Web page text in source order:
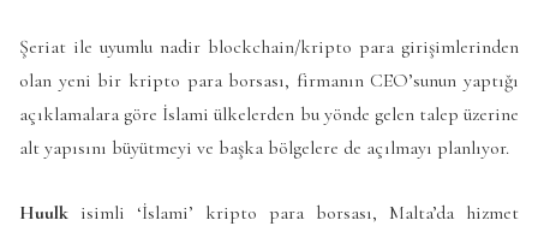
Şeriat ile uyumlu nadir blockchain/kripto para girişimlerinden
olan yeni bir kripto para borsası, firmanın CEO’sunun yaptığı
açıklamalara göre İslami ülkelerden bu yönde gelen talep üzerine
alt yapısını büyütmeyi ve başka bölgelere de açılmayı planlıyor.
Huulk isimli ‘İslami’ kripto para borsası, Malta’da hizmet